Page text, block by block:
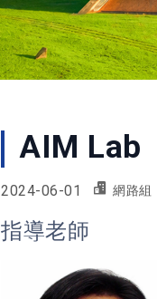
AIM Lab
2024-06-01 網路組
指導老師